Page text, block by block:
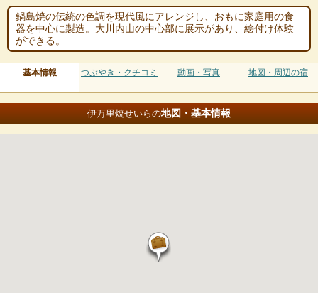
鍋島焼の伝統の色調を現代風にアレンジし、おもに家庭用の食
器を中心に製造。大川内山の中心部に展示があり、絵付け体験
ができる。
基本情報 つぶやき・クチコミ 動画・写真 地図・周辺の宿
伊万里焼せいらの地図・基本情報